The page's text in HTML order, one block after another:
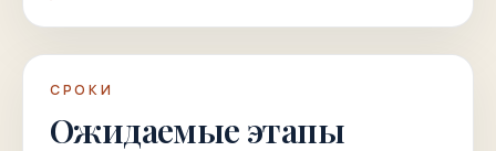
СРОКИ
Ожидаемые этапы